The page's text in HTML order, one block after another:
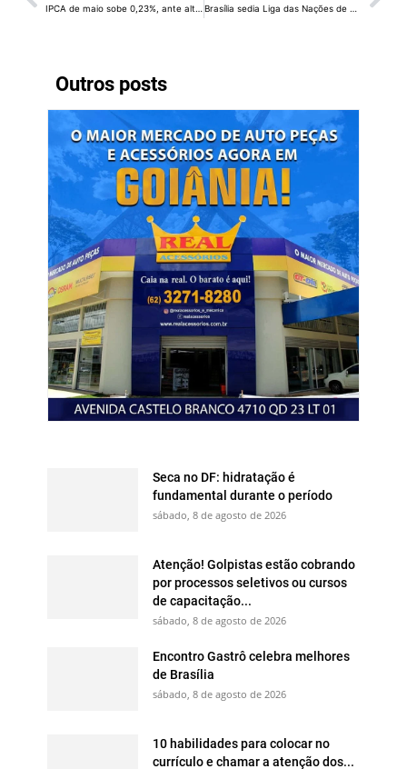
Outros posts
Seca no DF: hidratação é
fundamental durante o período
sábado, 8 de agosto de 2026
Atenção! Golpistas estão cobrando
por processos seletivos ou cursos
de capacitação...
sábado, 8 de agosto de 2026
Encontro Gastrô celebra melhores
de Brasília
sábado, 8 de agosto de 2026
10 habilidades para colocar no
currículo e chamar a atenção dos...